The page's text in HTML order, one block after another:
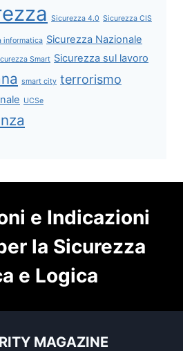
Sicurezza 4.0 Sicurezza CIS
informatica Sicurezza Nazionale
Smart Sicurezza sul lavoro
smart city terrorismo
UCSe
e Indicazioni
la Sicurezza
e Logica
MAGAZINE